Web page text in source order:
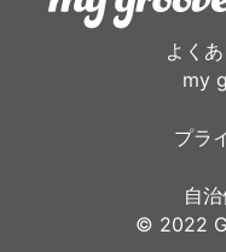
よく
my
プラ
自
©︎ 2022